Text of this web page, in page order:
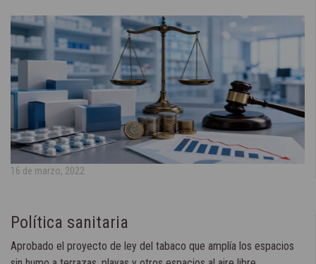
16 de marzo, 2022
Política sanitaria
Aprobado el proyecto de ley del tabaco que amplía los espacios